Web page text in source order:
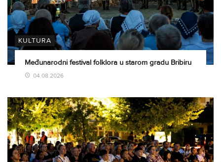
KULTURA
Međunarodni festival folklora u starom gradu Bribiru
04.08.2026